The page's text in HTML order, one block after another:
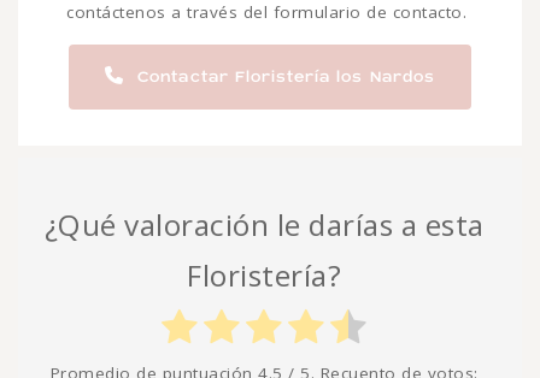
contáctenos a través del formulario de contacto.
Contactar Floristería los Nardos
¿Qué valoración le darías a esta
Floristería?
Promedio de puntuación 4.5 / 5. Recuento de votos: